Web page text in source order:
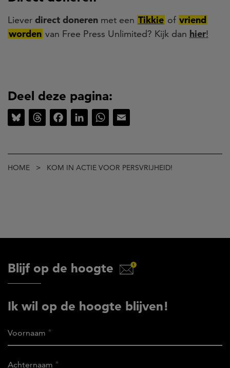
Liever direct doneren met een Tikkie of vriend
worden van Free Press Unlimited? Kijk dan hier!
Deel deze pagina:
Bluesky ThreadsFacebookLinkedInWhatsApp
Kruimelpad
HOME KOM IN ACTIE VOOR PERSVRIJHEID!
Blijf op de hoogte
Ik wil op de hoogte blijven!
Voornaam
Achternaam